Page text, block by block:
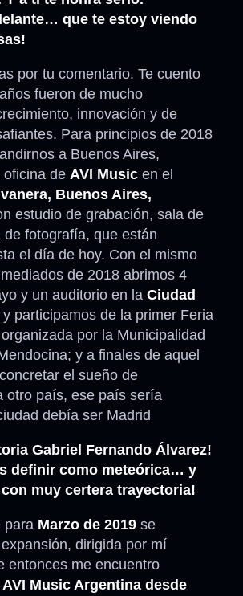
que te estoy viendo
por tu comentario. Te cuento
fueron de mucho
innovación y de
Para principios de 2018
a Buenos Aires,
oficina de AVI Music en el
Buenos Aires,
estudio de grabación, sala de
de fotografía, que están
el día de hoy. Con el mismo
de 2018 abrimos 4
y un auditorio en la Ciudad
y participamos de la primer Feria
por la Municipalidad
y a finales de aquel
el sueño de
otro país, ese país sería
debía ser Madrid
Gabriel Fernando Álvarez!
definir como meteórica… y
muy certera trayectoria!
para Marzo de 2019 se
dirigida por mí
entonces me encuentro
AVI Music Argentina desde